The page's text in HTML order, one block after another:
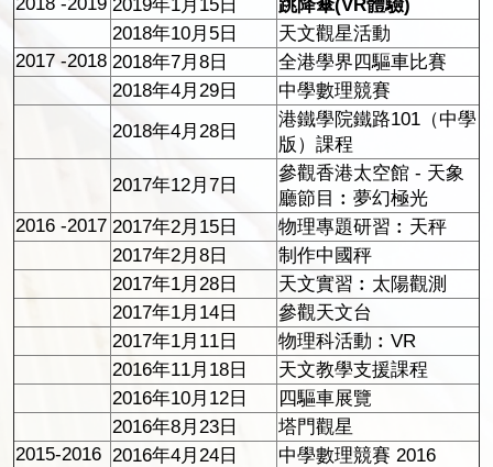
2019年1月15日
跳降傘(VR體驗)
2018年10月5日
天文觀星活動
2017 -2018 2018年7月8日
全港學界四驅車比賽
2018年4月29日
中學數理競賽
2018年4月28日
港鐵學院鐵路101（中學
版）課程
2017年12月7日
參觀香港太空館 - 天象
廳節目︰夢幻極光
2016 -2017 2017年2月15日
物理專題研習︰天秤
2017年2月8日
制作中國秤
2017年1月28日
天文實習︰太陽觀測
2017年1月14日
參觀天文台
2017年1月11日
物理科活動︰VR
2016年11月18日
天文教學支援課程
2016年10月12日
四驅車展覽
2016年8月23日
塔門觀星
2015-2016 2016年4月24日
中學數理競賽 2016